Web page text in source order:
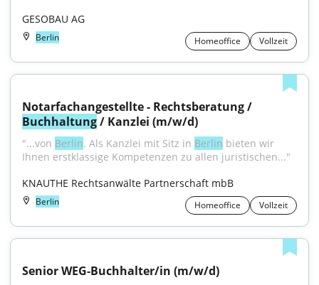
GESOBAU AG
Berlin Homeoffice Vollzeit
Buchhaltung / Kanzlei (m/w/d)
"...von Berlin. Als Kanzlei mit Sitz in Berlin bieten wir
Ihnen erstklassige Kompetenzen zu allen juristischen..."
KNAUTHE Rechtsanwälte Partnerschaft mbB
Berlin Homeoffice Vollzeit
Senior WEG-Buchhalter/in (m/w/d)